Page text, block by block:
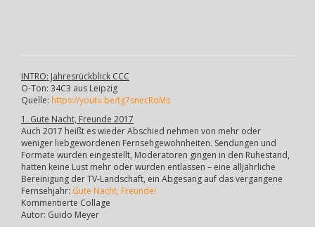
INTRO: Jahresrückblick CCC
O-Ton: 34C3 aus Leipzig
Quelle: https://youtu.be/tg7snecRoMs
1. Gute Nacht, Freunde 2017
Auch 2017 heißt es wieder Abschied nehmen von mehr oder
weniger liebgewordenen Fernsehgewohnheiten. Sendungen und
Formate wurden eingestellt, Moderatoren gingen in den Ruhestand,
hatten keine Lust mehr oder wurden entlassen – eine alljährliche
Bereinigung der TV-Landschaft, ein Abgesang auf das vergangene
Fernsehjahr: Gute Nacht, Freunde!
Kommentierte Collage
Autor: Guido Meyer